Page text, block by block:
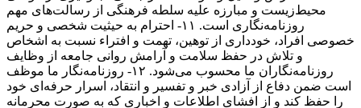
محیط‌زیست و مبارزه علیه سلطه فرهنگی از رسالت‌های مهم
روزنامه‌نگاری است. ۱۱- احترام به حیثیت شخصی و حریم
خصوصی افراد، خودداری از توهین، تهمت و افتراء نسبت به اشخاص
و تلاش در حفظ سلامت و آرامش روانی جامعه از وظایف
روزنامه‌نگاران ما محسوب می‌شود. ۱۲- روزنامه‌نگار ما موظف
است ضمن دفاع از آزادی خبر و تفسیر و انتقاد، اسرار حرفه‌ای خود
را حفظ کند و از افشای اطلاعات و اخباری که به صورت محرمانه